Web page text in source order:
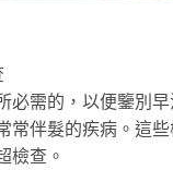
需的，以便鑒別早
常伴髮的疾病。這
檢查。